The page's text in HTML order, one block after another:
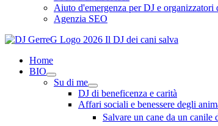
Aiuto d'emergenza per DJ e organizzatori
Agenzia SEO
Home
BIO
Su di me
DJ di beneficenza e carità
Affari sociali e benessere degli
Salvare un cane da un